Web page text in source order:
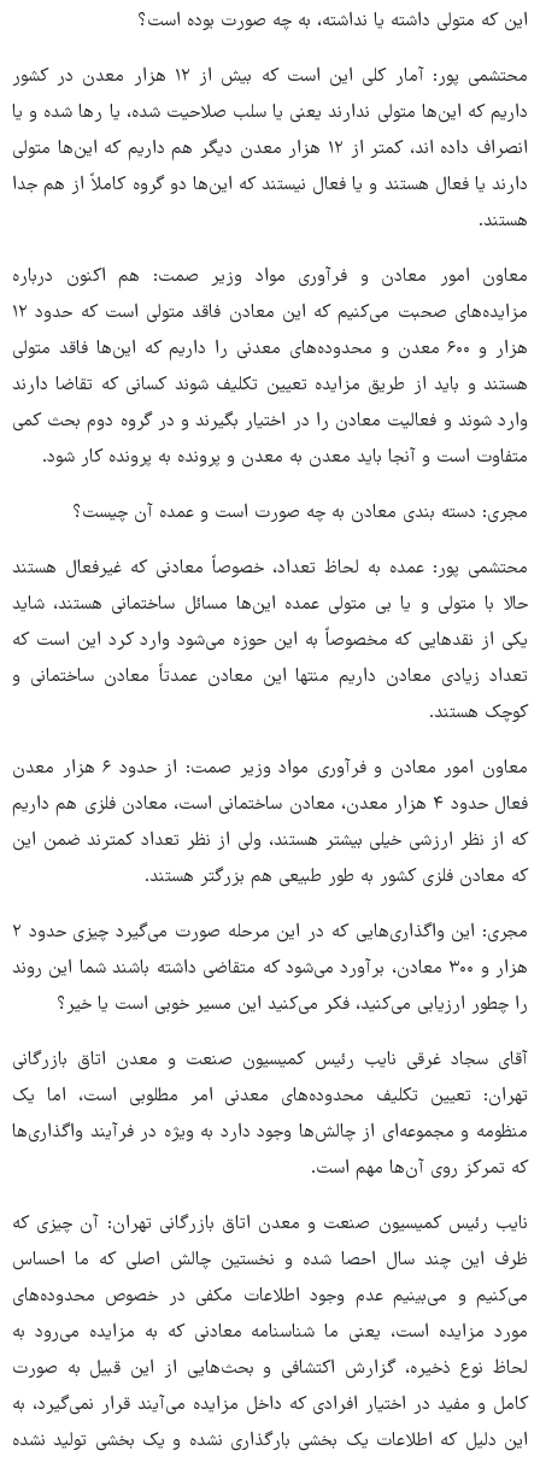
این که متولی داشته یا نداشته، به چه صورت بوده است؟
محتشمی پور: آمار کلی این است که بیش از ۱۲ هزار معدن در کشور
داریم که این‌ها متولی ندارند یعنی یا سلب صلاحیت شده، یا رها شده و یا
انصراف داده اند، کمتر از ۱۲ هزار معدن دیگر هم داریم که این‌ها متولی
دارند یا فعال هستند و یا فعال نیستند که این‌ها دو گروه کاملاً از هم جدا
هستند.
معاون امور معادن و فرآوری مواد وزیر صمت: هم اکنون درباره
مزایده‌های صحبت می‌کنیم که این معادن فاقد متولی است که حدود ۱۲
هزار و ۶۰۰ معدن و محدوده‌های معدنی را داریم که این‌ها فاقد متولی
هستند و باید از طریق مزایده تعیین تکلیف شوند کسانی که تقاضا دارند
وارد شوند و فعالیت معادن را در اختیار بگیرند و در گروه دوم بحث کمی
متفاوت است و آنجا باید معدن به معدن و پرونده به پرونده کار شود.
مجری: دسته بندی معادن به چه صورت است و عمده آن چیست؟
محتشمی پور: عمده به لحاظ تعداد، خصوصاً معادنی که غیرفعال هستند
حالا با متولی و یا بی متولی عمده این‌ها مسائل ساختمانی هستند، شاید
یکی از نقدهایی که مخصوصاً به این حوزه می‌شود وارد کرد این است که
تعداد زیادی معادن داریم منتها این معادن عمدتاً معادن ساختمانی و
کوچک هستند.
معاون امور معادن و فرآوری مواد وزیر صمت: از حدود ۶ هزار معدن
فعال حدود ۴ هزار معدن، معادن ساختمانی است، معادن فلزی هم داریم
که از نظر ارزشی خیلی بیشتر هستند، ولی از نظر تعداد کمترند ضمن این
که معادن فلزی کشور به طور طبیعی هم بزرگتر هستند.
مجری: این واگذاری‌هایی که در این مرحله صورت می‌گیرد چیزی حدود ۲
هزار و ۳۰۰ معادن، برآورد می‌شود که متقاضی داشته باشند شما این روند
را چطور ارزیابی می‌کنید، فکر می‌کنید این مسیر خوبی است یا خیر؟
آقای سجاد غرقی نایب رئیس کمیسیون صنعت و معدن اتاق بازرگانی
تهران: تعیین تکلیف محدوده‌های معدنی امر مطلوبی است، اما یک
منظومه و مجموعه‌ای از چالش‌ها وجود دارد به ویژه در فرآیند واگذاری‌ها
که تمرکز روی آن‌ها مهم است.
نایب رئیس کمیسیون صنعت و معدن اتاق بازرگانی تهران: آن چیزی که
ظرف این چند سال احصا شده و نخستین چالش اصلی که ما احساس
می‌کنیم و می‌بینیم عدم وجود اطلاعات مکفی در خصوص محدوده‌های
مورد مزایده است، یعنی ما شناسنامه معادنی که به مزایده می‌رود به
لحاظ نوع ذخیره، گزارش اکتشافی و بحث‌هایی از این قبیل به صورت
کامل و مفید در اختیار افرادی که داخل مزایده می‌آیند قرار نمی‌گیرد، به
این دلیل که اطلاعات یک بخشی بارگذاری نشده و یک بخشی تولید نشده